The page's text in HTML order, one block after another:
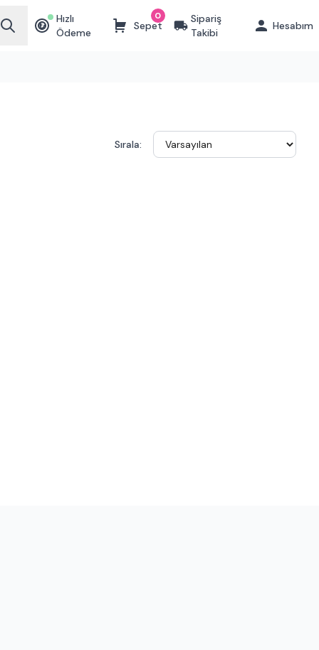
₺
Hızlı
Ödeme
Sepet
0
Sipariş
Takibi
Hesabım
Sırala: